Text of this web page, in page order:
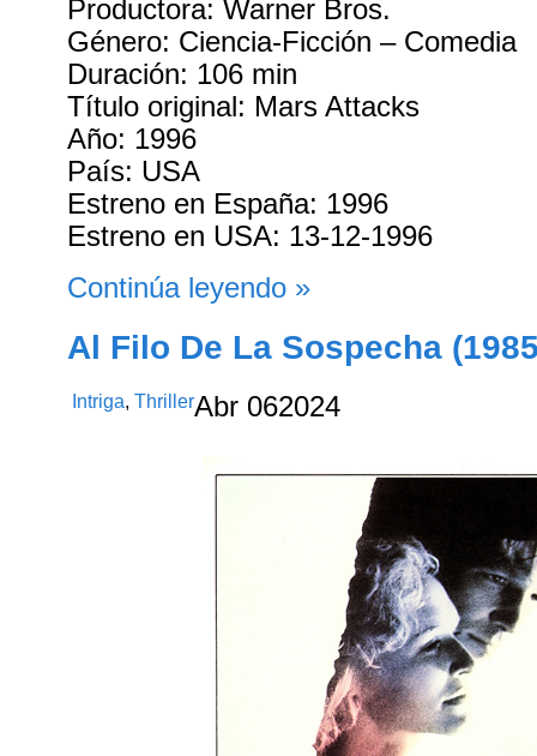
Productora: Warner Bros.
Género: Ciencia-Ficción – Comedia
Duración: 106 min
Título original: Mars Attacks
Año: 1996
País: USA
Estreno en España: 1996
Estreno en USA: 13-12-1996
Continúa leyendo »
Al Filo De La Sospecha
Intriga,ThrillerAbr 062024